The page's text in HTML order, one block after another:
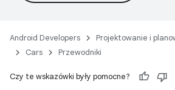
Android Developers Projektowanie i
Cars
Przewodniki
Czy te wskazówki były pomocne?